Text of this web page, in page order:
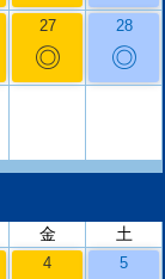
27
◎
28
◎
金 土
4 5